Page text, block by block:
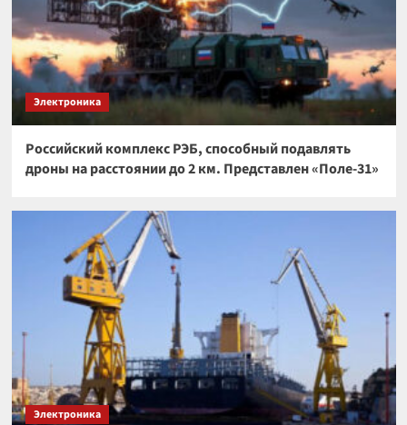
Электроника
Российский комплекс РЭБ, способный подавлять
дроны на расстоянии до 2 км. Представлен «Поле-31»
Электроника